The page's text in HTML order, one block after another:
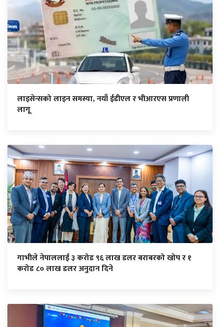
लाइसेन्सको लाइन समस्या, नयाँ ईडीएल र भीआरएस प्रणाली
लागू
गाभीले नेपाललाई ३ करोड ९६ लाख डलर बराबरको खोप र १
करोड ८० लाख डलर अनुदान दिने